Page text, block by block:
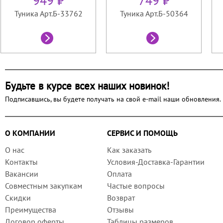
Туника Арт.Б-33762 Туника Арт.Б-50364
Будьте в курсе всех наших новинок!
Подписавшись, вы будете получать на свой e-mail наши обновления.
О КОМПАНИИ
СЕРВИС И ПОМОЩЬ
О нас
Контакты
Вакансии
Совместным закупкам
Скидки
Преимущества
Как заказать
Условия-Доставка-Гарантии
Оплата
Частые вопросы
Возврат
Отзывы